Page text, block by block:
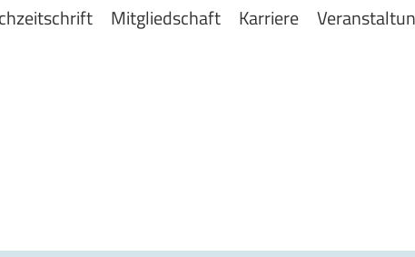
Mitgliedschaft Karriere